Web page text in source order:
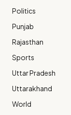
Politics
Punjab
Rajasthan
Sports
Uttar Pradesh
Uttarakhand
World